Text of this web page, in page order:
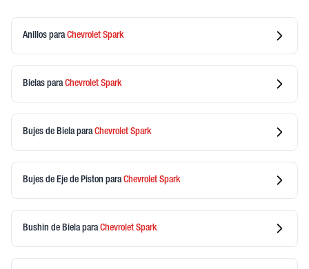
Anillos paraChevrolet Spark
Bielas paraChevrolet Spark
Bujes de BielaparaChevrolet Spark
Bujes de Eje de Piston paraChevrolet Spark
Bushin de BielaparaChevrolet Spark